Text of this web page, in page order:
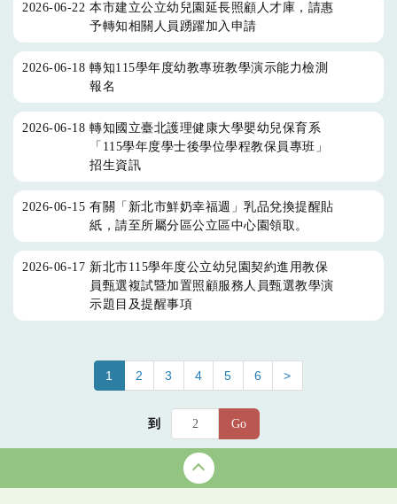
2026-06-22 本市建立公立幼兒園延長照顧人才庫，請惠
予轉知相關人員踴躍加入申請
2026-06-18 轉知115學年度幼教專班教學演示能力檢測
報名
2026-06-18 轉知國立臺北護理健康大學嬰幼兒保育系
「115學年度學士後學位學程教保員專班」
招生資訊
2026-06-15 有關「新北市鮮奶幸福週」乳品兌換提醒貼
紙，請至所屬分區公立區中心園領取。
2026-06-17 新北市115學年度公立幼兒園契約進用教保
員甄選複試暨加置照顧服務人員甄選教學演
示題目及提醒事項
1 2 3 4 5 6 >
到 Go